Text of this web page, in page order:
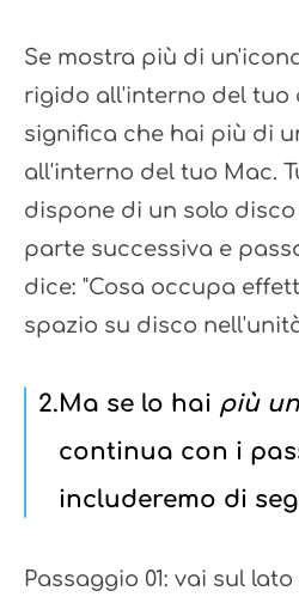
Se mostra più di
rigido all'interno del tuo
significa che hai più di
all'interno del tuo Mac.
dispone di un solo
parte successiva e
dice: "Cosa occupa
spazio su disco
2.Ma se lo hai più
continua con i
includeremo di
Passaggio 01: vai sul